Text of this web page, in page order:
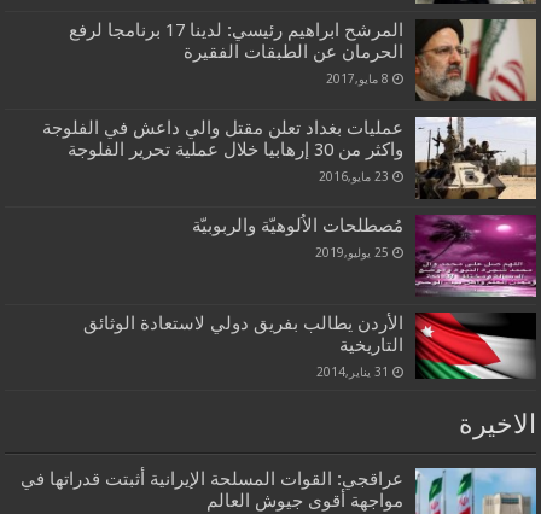
المرشح ابراهيم رئيسي: لدينا 17 برنامجا لرفع
الحرمان عن الطبقات الفقيرة
8 مايو,2017
عمليات بغداد تعلن مقتل والي داعش في الفلوجة
واكثر من 30 إرهابيا خلال عملية تحرير الفلوجة
23 مايو,2016
مُصطلحات الاُلوهيّة والربوبيّة
25 يوليو,2019
الأردن يطالب بفريق دولي لاستعادة الوثائق
التاريخية
31 يناير,2014
الاخيرة
عراقجي: القوات المسلحة الإيرانية أثبتت قدراتها في
مواجهة أقوى جيوش العالم